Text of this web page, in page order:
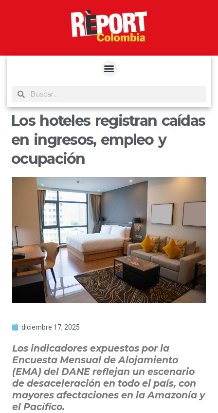
Los hoteles registran caídas
en ingresos, empleo y
ocupación
diciembre 17, 2025
Los indicadores expuestos por la
Encuesta Mensual de Alojamiento
(EMA) del DANE reflejan un escenario
de desaceleración en todo el país, con
mayores afectaciones en la Amazonía y
el Pacífico.